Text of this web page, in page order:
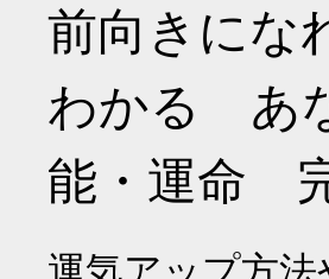
前向きにな
わかる あ
能・運命